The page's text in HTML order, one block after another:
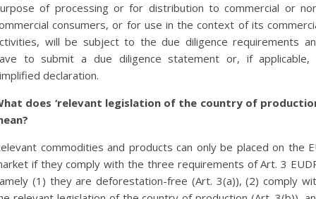
of processing or for distribution to commercial or
consumers, or for use in the context of its
will be subject to the due diligence requirements
to submit a due diligence statement or, if applicable,
declaration.
does ‘relevant legislation of the country of
commodities and products can only be placed on the
if they comply with the three requirements of Art. 3
(1) they are deforestation-free (Art. 3(a)), (2) comply